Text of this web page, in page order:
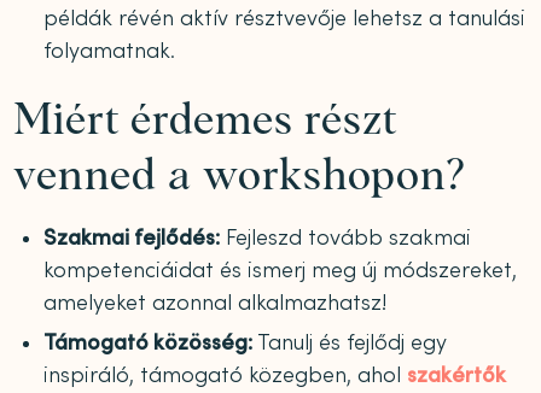
példák révén aktív résztvevője lehetsz a tanulási
folyamatnak.
Miért érdemes részt
venned a workshopon?
Szakmai fejlődés: Fejleszd tovább szakmai
kompetenciáidat és ismerj meg új módszereket,
amelyeket azonnal alkalmazhatsz!
Támogató közösség: Tanulj és fejlődj egy
inspiráló, támogató közegben, ahol szakértők